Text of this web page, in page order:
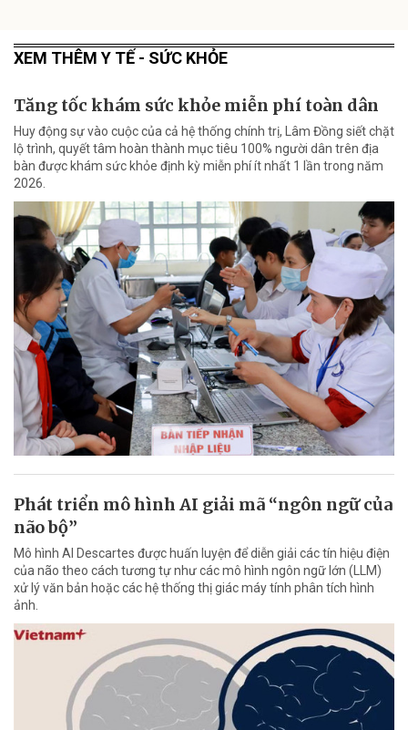
XEM THÊM Y TẾ - SỨC KHỎE
Tăng tốc khám sức khỏe miễn phí toàn dân
Huy động sự vào cuộc của cả hệ thống chính trị, Lâm Đồng siết chặt
lộ trình, quyết tâm hoàn thành mục tiêu 100% người dân trên địa
bàn được khám sức khỏe định kỳ miễn phí ít nhất 1 lần trong năm
2026.
Phát triển mô hình AI giải mã “ngôn ngữ của
não bộ”
Mô hình AI Descartes được huấn luyện để diễn giải các tín hiệu điện
của não theo cách tương tự như các mô hình ngôn ngữ lớn (LLM)
xử lý văn bản hoặc các hệ thống thị giác máy tính phân tích hình
ảnh.